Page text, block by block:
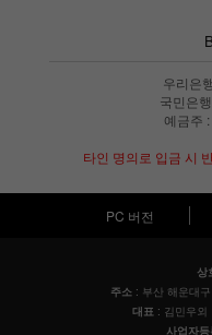
우리은
국민은
예금주
타인 명의로 입금 시
PC 버전
상
주소: 부산 해운대
대표 : 김민우외
사업자